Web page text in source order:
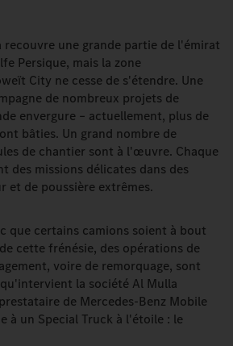
recouvre une grande partie de l'émirat
Persique, mais la zone
City ne cesse de s'étendre. Une
de nombreux projets de
envergure – actuellement, plus de
bâties. Un grand nombre de
de chantier sont à l'œuvre. Chaque
des missions délicates dans des
et de poussière extrêmes.
que certains camions soient à bout
cette frénésie, des opérations de
voire de remorquage, sont
la société Al Mulla
de Mercedes-Benz Mobile
à un Special Truck à l'étoile : le